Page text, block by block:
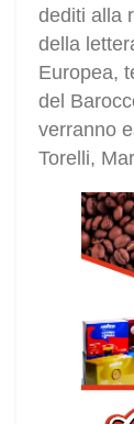
dediti alla
della
Europea,
del
verranno
Torelli,